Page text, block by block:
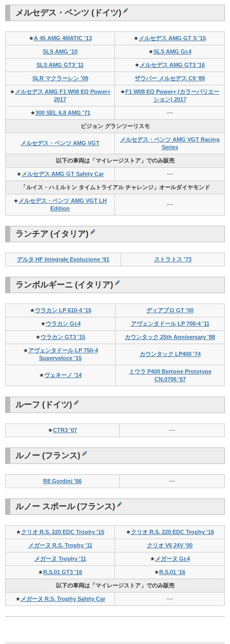
メルセデス・ベンツ (ドイツ)
★A 45 AMG 4MATIC '13 ★ メルセデス AMG GT S '15
SLS AMG '10 ★SLS AMG Gr.4
SLS AMG GT3 '11 ★ メルセデス AMG GT3 '16
SLR マクラーレン '09 ザウバー メルセデス C9 '89
★ メルセデス AMG F1 W08 EQ Power+
2017
★F1 W08 EQ Power+ (カラーバリエー
ション) 2017
★300 SEL 6.8 AMG '71 ---
ビジョン グランツーリスモ
メルセデス・ベンツ AMG VGT
メルセデス・ベンツ AMG VGT Racing
Series
以下の車両は「マイレージストア」でのみ販売
★ メルセデス AMG GT Safety Car ---
「ルイス・ハミルトン タイムトライアル チャレンジ」オールダイヤモンド
★ メルセデス・ベンツ AMG VGT LH
Edition
---
ランチア (イタリア)
デルタ HF Integrale Evoluzione '91 ストラトス '73
ランボルギーニ (イタリア)
★ウラカン LP 610-4 '15 ディアブロ GT '00
★ウラカン Gr.4 アヴェンタドール LP 700-4 '11
★ウラカン GT3 '15 カウンタック 25th Anniversary '88
★アヴェンタドール LP 750-4
Superveloce '15
カウンタック LP400 '74
★ヴェネーノ '14
ミウラ P400 Bertone Prototype
CN.0706 '67
ルーフ (ドイツ)
★CTR3 '07 ---
ルノー (フランス)
R8 Gordini '66 ---
ルノー スポール (フランス)
★クリオ R.S. 220 EDC Trophy '15 ★クリオ R.S. 220 EDC Trophy '16
メガーヌ R.S. Trophy '11 クリオ V6 24V '00
メガーヌ Trophy '11 ★ メガーヌ Gr.4
★R.S.01 GT3 '16 ★R.S.01 '16
以下の車両は「マイレージストア」でのみ販売
★ メガーヌ R.S. Trophy Safety Car ---